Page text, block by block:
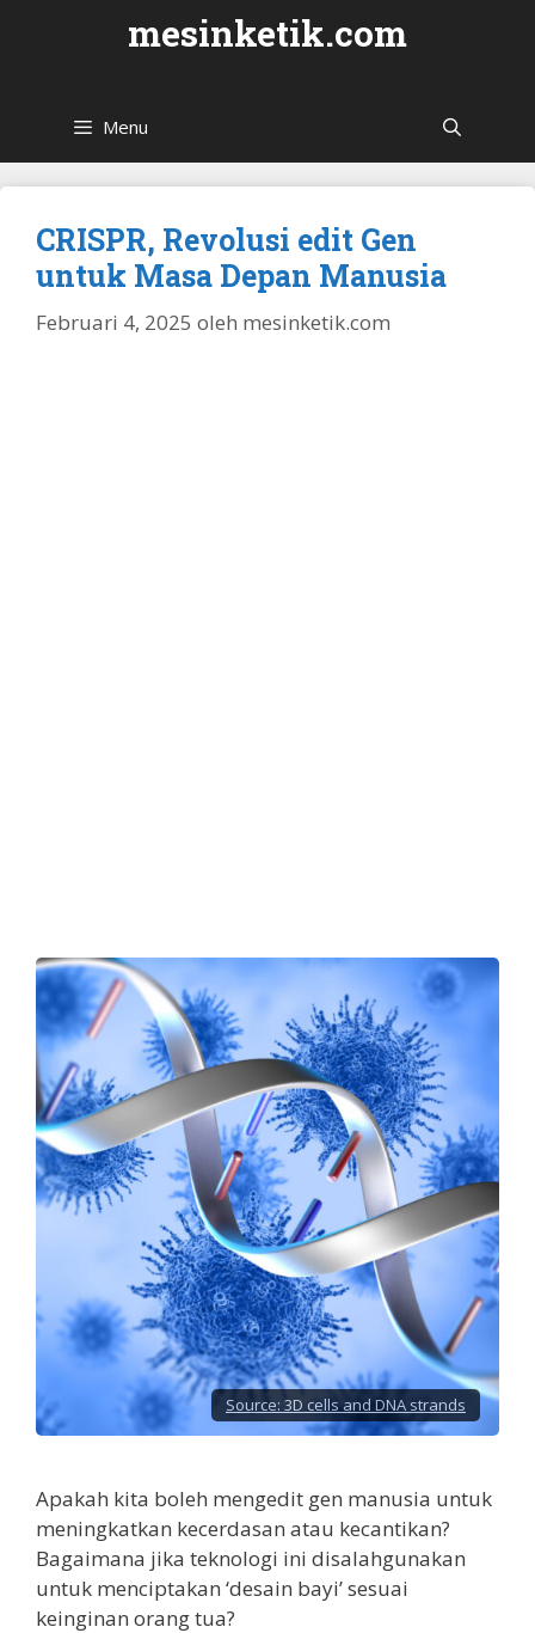
mesinketik.com
Menu
CRISPR, Revolusi edit Gen
untuk Masa Depan Manusia
Februari 4, 2025 oleh mesinketik.com
Source: 3D cells and DNA strands
Apakah kita boleh mengedit gen manusia untuk
meningkatkan kecerdasan atau kecantikan?
Bagaimana jika teknologi ini disalahgunakan
untuk menciptakan ‘desain bayi’ sesuai
keinginan orang tua?